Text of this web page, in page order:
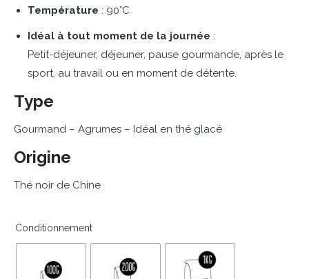
Température : 90°C
Idéal à tout moment de la journée :
Petit-déjeuner, déjeuner, pause gourmande, après le
sport, au travail ou en moment de détente.
Type
Gourmand – Agrumes – Idéal en thé glacé
Origine
Thé noir de Chine
Conditionnement